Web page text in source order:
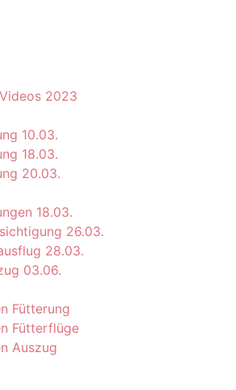
2023
10.03.
18.03.
20.03.
18.03.
26.03.
28.03.
03.06.
Fütterung
Fütterflüge
Auszug